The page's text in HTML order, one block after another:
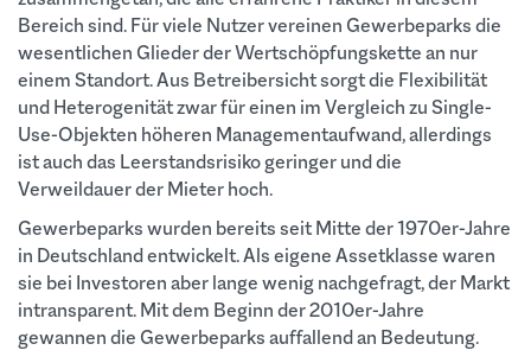
Bereich sind. Für viele Nutzer vereinen Gewerbeparks die
wesentlichen Glieder der Wertschöpfungskette an nur
einem Standort. Aus Betreibersicht sorgt die Flexibilität
und Heterogenität zwar für einen im Vergleich zu Single-
Use-Objekten höheren Managementaufwand, allerdings
ist auch das Leerstandsrisiko geringer und die
Verweildauer der Mieter hoch.
Gewerbeparks wurden bereits seit Mitte der 1970er-Jahre
in Deutschland entwickelt. Als eigene Assetklasse waren
sie bei Investoren aber lange wenig nachgefragt, der Markt
intransparent. Mit dem Beginn der 2010er-Jahre
gewannen die Gewerbeparks auffallend an Bedeutung.